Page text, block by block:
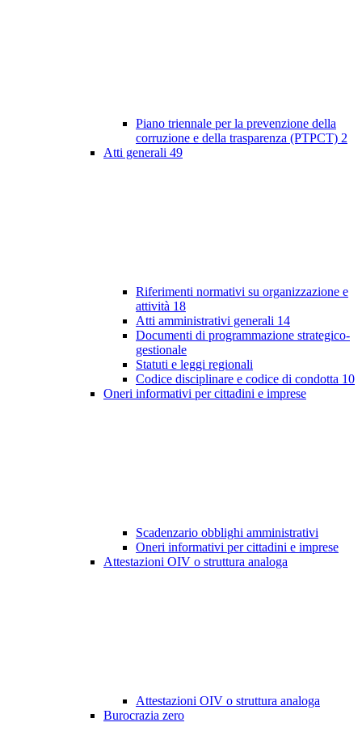
Piano triennale per la prevenzione della
corruzione e della trasparenza (PTPCT) 2
Atti generali 49
Riferimenti normativi su organizzazione e
attività 18
Atti amministrativi generali 14
Documenti di programmazione strategico-
gestionale
Statuti e leggi regionali
Codice disciplinare e codice di condotta 10
Oneri informativi per cittadini e imprese
Scadenzario obblighi amministrativi
Oneri informativi per cittadini e imprese
Attestazioni OIV o struttura analoga
Attestazioni OIV o struttura analoga
Burocrazia zero